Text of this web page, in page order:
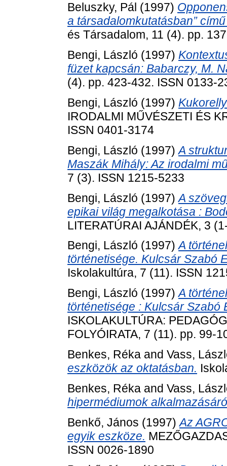
Beluszky, Pál (1997)
a társadalomkutatásban”
és Társadalom, 11 (4). pp.
Bengi, László (1997)
füzet kapcsán: Babarczy, M.
(4). pp. 423-432. ISSN 0133-
Bengi, László (1997)
IRODALMI MŰVÉSZETI ÉS
ISSN 0401-3174
Bengi, László (1997)A
Maszák Mihály: Az irodalmi
7 (3). ISSN 1215-5233
Bengi, László (1997)A
epikai világ megalkotása :
LITERATÚRAI AJÁNDÉK, 3
Bengi, László (1997)A
történetisége. Kulcsár Szabó
Iskolakultúra, 7 (11). ISSN
Bengi, László (1997)A
történetisége : Kulcsár Szabó
ISKOLAKULTÚRA:
FOLYÓIRATA, 7 (11). pp. 99-
Benkes, Réka and Vass,
eszközök az oktatásban.
Benkes, Réka and Vass,
hipermédiumok
Benkő, János (1997)Az
egyik eszköze.
ISSN 0026-1890